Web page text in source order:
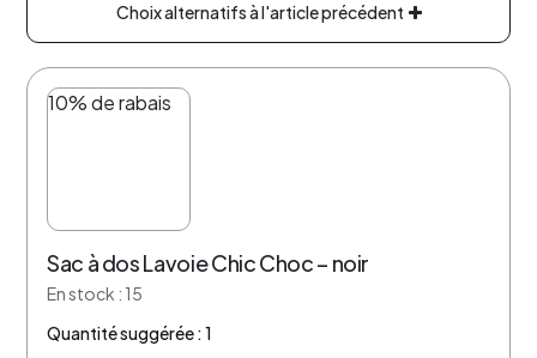
Choix alternatifs à l'article précédent
10% de rabais
Sac à dos Lavoie Chic Choc – noir
En stock : 15
Quantité suggérée : 1